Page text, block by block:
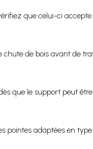
que celui-ci
chute de bois avant de
que le support peut être
pointes adaptées en